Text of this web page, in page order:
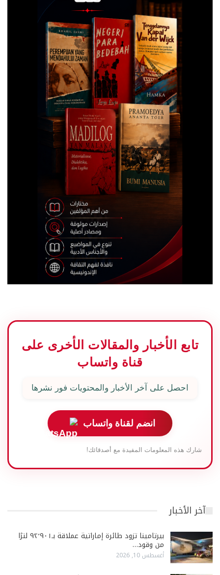
تابع الأخبار والمقالات الأخرى على
قناة واتساب
احصل على آخر الأخبار والمحتويات فور نشرها
انضم لقناة واتساب
شارك هذه المعلومات المفيدة مع أصدقائك!
آخر الأخبار
بيرتامينا تزود طائرة إماراتية عملاقة بـ٩٢٬٩٠١ لترًا
من وقود…
أغسطس 10, 2026